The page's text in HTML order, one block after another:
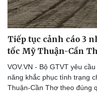
Săn Tour
check-in
Tiếp tục cảnh cáo 3
tốc Mỹ Thuận-Cần
VOV.VN - Bộ GTVT yêu
năng khắc phục tình trạng
Thuận-Cần Thơ theo đúng